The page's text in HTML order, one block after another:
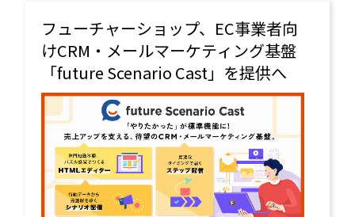
フューチャーショップ、EC事業者向
けCRM・メールマーケティング基盤
「future Scenario Cast」を提供へ